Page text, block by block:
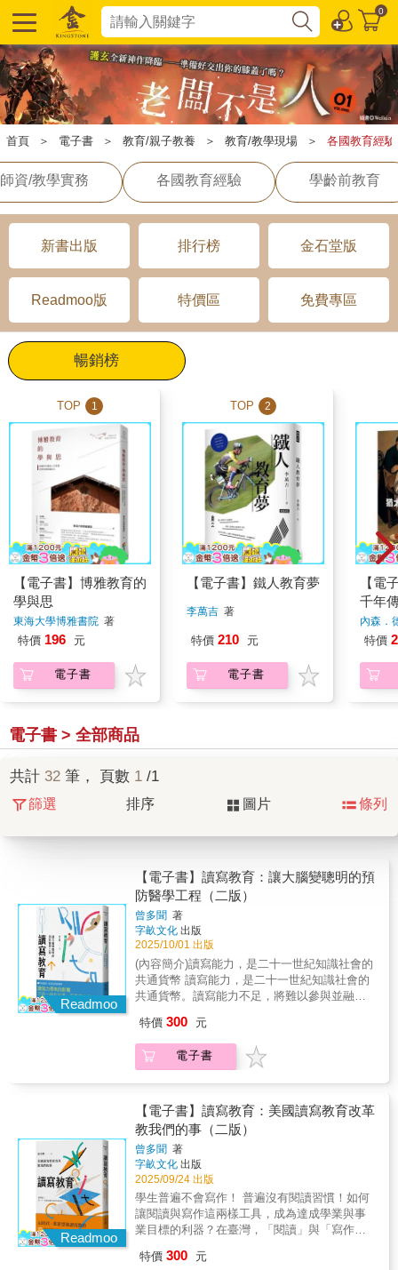
0
首頁 ＞ 電子書 ＞ 教育/親子教養 ＞ 教育/教學現場 ＞ 各國教育經驗
師資/教學實務 各國教育經驗 學齡前教育
新書出版 排行榜 金石堂版
Readmoo版 特價區 免費專區
暢銷榜
TOP 1
【電子書】博雅教育的
學與思
東海大學博雅書院 著
特價 196 元
電子書
TOP 2
【電子書】鐵人教育夢
李萬吉 著
特價 210 元
電子書
【電
千年
內森．
特價
電子書 > 全部商品
共計 32 筆， 頁數 1 /1
篩選 排序 圖片 條列
Readmoo
【電子書】讀寫教育：讓大腦變聰明的預
防醫學工程（二版）
曾多聞 著
字畝文化 出版
2025/10/01 出版
(內容簡介)讀寫能力，是二十一世紀知識社會的
共通貨幣 讀寫能力，是二十一世紀知識社會的
共通貨幣。讀寫能力不足，將難以參與並融入
石，在升學壓力以及屏幕產品圍攻的大環境
下，扭轉讀寫教育所面臨的危機，比以往更為
迫切。 本書提供美國讀寫教育的現場實作，可
後才開始 美國小兒科醫學會指出，親子共讀可
以從六個月大開始；美國幼教協會（National
Associaion of Education for Young Children）
指出，寫作練習可以從兩歲開始。讀與寫應該
從小成為生活的一部分，寫作練習也不必很困
難複雜。例如給寶寶一支蠟筆，讓他們邊聽故
事邊塗鴉，培養「把想法形諸紙張」的意識，
就是最早的寫作練習。──✦──讀與寫，能讓大
腦變聰明！愈早開始愈好 美國國民教育為十三
年，從Kindergarten開始，通常簡寫為K，相當
特價 300 元
電子書
Readmoo
【電子書】讀寫教育：美國讀寫教育改革
教我們的事（二版）
曾多聞 著
字畝文化 出版
2025/09/24 出版
學生普遍不會寫作！ 普遍沒有閱讀習慣！如何
讓閱讀與寫作這兩樣工具，成為達成學業與事
業目標的利器？在臺灣，「閱讀」與「寫作」
文領域。少了讀寫這堂課，其結果是：學生普
特價 300 元